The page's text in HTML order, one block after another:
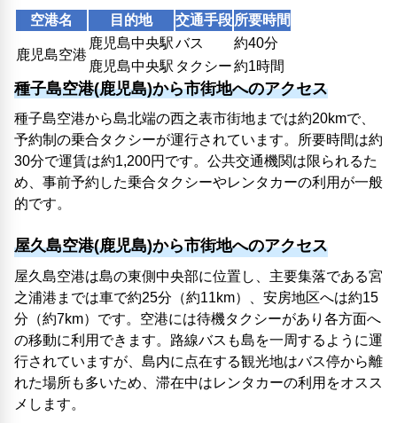
空港名 目的地 交通手段 所要時間
鹿児島空港
鹿児島中央駅バス
約40分
鹿児島中央駅 タクシー約1時間
種子島空港(鹿児島)から市街地へのアクセス
種子島空港から島北端の西之表市街地までは約20kmで、
予約制の乗合タクシーが運行されています。所要時間は約
30分で運賃は約1,200円です。公共交通機関は限られるた
め、事前予約した乗合タクシーやレンタカーの利用が一般
的です。
屋久島空港(鹿児島)から市街地へのアクセス
屋久島空港は島の東側中央部に位置し、主要集落である宮
之浦港までは車で約25分（約11km）、安房地区へは約15
分（約7km）です。空港には待機タクシーがあり各方面へ
の移動に利用できます。路線バスも島を一周するように運
行されていますが、島内に点在する観光地はバス停から離
れた場所も多いため、滞在中はレンタカーの利用をオスス
メします。